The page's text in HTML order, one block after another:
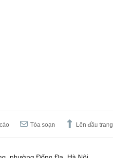
Tòa soạn Lên đầu trang